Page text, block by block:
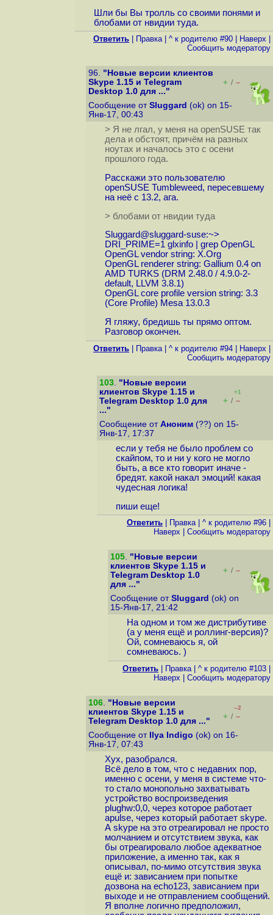
Шли бы Вы тролль со своими понями и
блобами от нвидии туда.
Ответить Правка| ^ к родителю #90 Наверх
Cообщить модератору
96. "Новые версии клиентов
Skype 1.15 и Telegram
Desktop 1.0 для ..."
+ / –
Сообщение от Sluggard (ok) on 15-
Янв-17, 00:43
> Я не лгал, у меня на openSUSE так
дела и обстоят, причём на разных
ноутах и началось это с осени
прошлого года.
Расскажи это пользователю
openSUSE Tumbleweed, пересевшему
на неё с 13.2, ага.
> блобами от нвидии туда
Sluggard@sluggard-suse:~>
DRI_PRIME=1 glxinfo | grep OpenGL
OpenGL vendor string: X.Org
OpenGL renderer string: Gallium 0.4 on
AMD TURKS (DRM 2.48.0 / 4.9.0-2-
default, LLVM 3.8.1)
OpenGL core profile version string: 3.3
(Core Profile) Mesa 13.0.3
Я гляжу, бредишь ты прямо оптом.
Разговор окончен.
Ответить Правка| ^ к родителю #94 Наверх
Cообщить модератору
103. "Новые версии
клиентов Skype 1.15 и
Telegram Desktop 1.0 для
..."
+1
+ / –
Сообщение от Аноним (??) on 15-
Янв-17, 17:37
если у тебя не было проблем со
скайпом, то и ни у кого не могло
быть, а все кто говорит иначе -
бредят. какой накал эмоций! какая
чудесная логика!
пиши еще!
Ответить Правка| ^ к родителю #96
Наверх
Cообщить модератору
105. "Новые версии
клиентов Skype 1.15 и
Telegram Desktop 1.0
для ..."
+ / –
Сообщение от Sluggard (ok) on
15-Янв-17, 21:42
На одном и том же дистрибутиве
(а у меня ещё и роллинг-версия)?
Ой, сомневаюсь я, ой
сомневаюсь. )
Ответить Правка| ^ к родителю #103
Наверх
Cообщить модератору
106. "Новые версии
клиентов Skype 1.15 и
Telegram Desktop 1.0 для ..."
–2
+ / –
Сообщение от Ilya Indigo (ok) on 16-
Янв-17, 07:43
Хух, разобрался.
Всё дело в том, что с недавних пор,
именно с осени, у меня в системе что-
то стало монопольно захватывать
устройство воспроизведения
plughw:0,0, через которое работает
apulse, через который работает skype.
А skype на это отреагировал не просто
молчанием и отсутствием звука, как
бы отреагировало любое адекватное
приложение, а именно так, как я
описывал, по-мимо отсутствия звука
ещё и: зависанием при попытке
дозвона на echo123, зависанием при
выходе и не отправлением сообщений.
Я вполне логично предположил,